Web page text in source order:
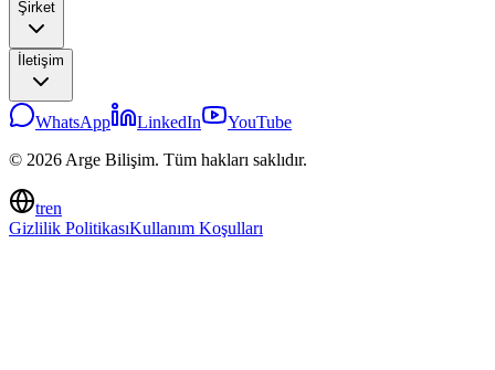
Şirket
İletişim
WhatsApp LinkedIn
YouTube
© 2026 Arge Bilişim. Tüm hakları saklıdır.
tren
Gizlilik PolitikasıKullanım Koşulları